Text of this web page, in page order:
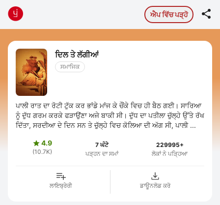
ਐਪ ਵਿੱਚ ਪੜ੍ਹੋ 
ਦਿਲ ਤੇ ਲੱਗੀਆਂ
ਸਮਾਜਿਕ
ਪਾਲੀ ਰਾਤ ਦਾ ਰੋਟੀ ਟੁੱਕ ਕਰ ਭਾਂਡੇ ਮਾਂਜ ਕੇ ਚੌਂਕੇ ਵਿਚ ਹੀ ਬੈਠ ਗਈ। ਸਾਰਿਆ
ਨੂੰ ਦੁੱਧ ਗਰਮ ਕਰਕੇ ਫੜਾਉਂਣਾ ਅਜੇ ਬਾਕੀ ਸੀ। ਦੁੱਧ ਦਾ ਪਤੀਲਾ ਚੁੱਲ੍ਹੇ ਉੱਤੇ ਰੱਖ
ਦਿੱਤਾ, ਸਰਦੀਆ ਦੇ ਦਿਨ ਸਨ ਤੇ ਚੁੱਲ੍ਹੇ ਵਿਚ ਕੋਲਿਆ ਦੀ ਅੱਗ ਸੀ, ਪਾਲੀ ...
4.9
(10.7K)
7 ਘੰਟੇ
ਪੜ੍ਹਨ ਦਾ ਸਮਾਂ
229995+
ਲੋਕਾਂ ਨੇ ਪੜ੍ਹਿਆ
ਲਾਇਬ੍ਰੇਰੀ ਡਾਊਨਲੋਡ ਕਰੋ